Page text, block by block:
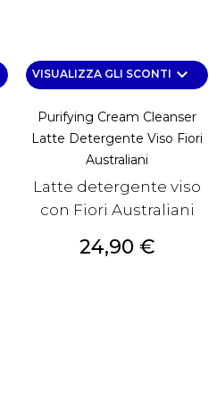
VISUALIZZA GLI SCONTI keyboard_arrow_down
Purifying Cream Cleanser
Latte Detergente Viso Fiori
Australiani
Latte detergente viso
con Fiori Australiani
Prezzo
24,90 €